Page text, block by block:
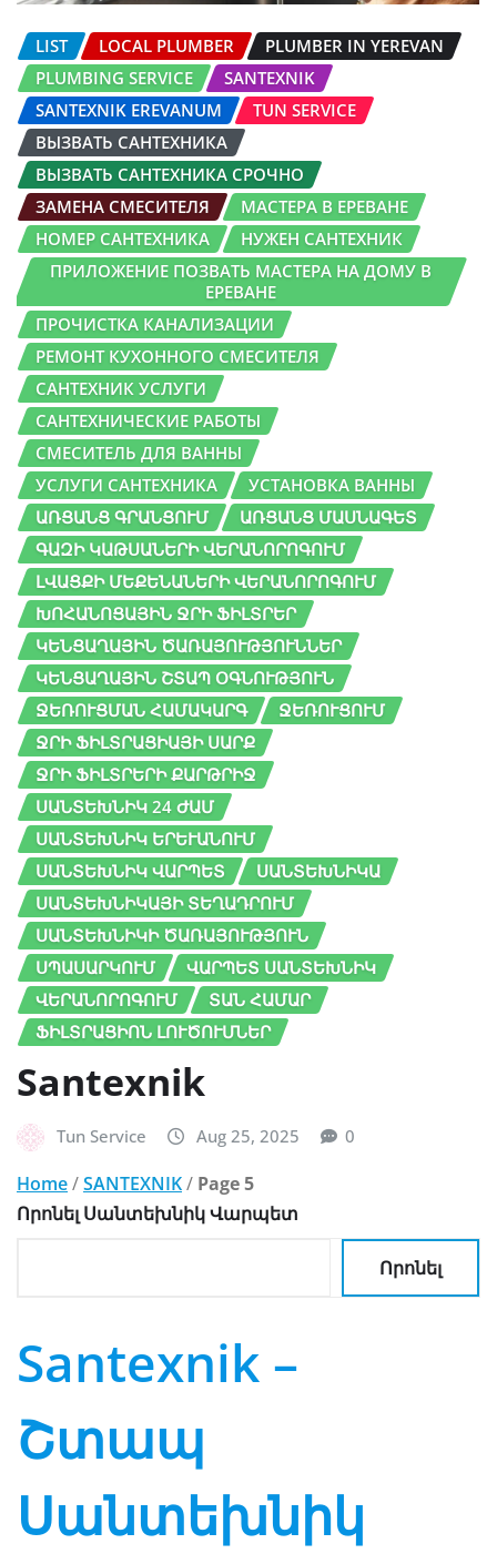
LIST LOCAL PLUMBER
PLUMBER IN YEREVAN
PLUMBING SERVICE
SANTEXNIK
SANTEXNIK EREVANUM
TUN SERVICE
ВЫЗВАТЬ САНТЕХНИКА
ВЫЗВАТЬ САНТЕХНИКА СРОЧНО
ЗАМЕНА СМЕСИТЕЛЯ
МАСТЕРА В ЕРЕВАНЕ
НОМЕР САНТЕХНИКА
НУЖЕН САНТЕХНИК
ПРИЛОЖЕНИЕ ПОЗВАТЬ МАСТЕРА НА ДОМУ В
ЕРЕВАНЕ
ПРОЧИСТКА КАНАЛИЗАЦИИ
РЕМОНТ КУХОННОГО СМЕСИТЕЛЯ
САНТЕХНИК УСЛУГИ
САНТЕХНИЧЕСКИЕ РАБОТЫ
СМЕСИТЕЛЬ ДЛЯ ВАННЫ
УСЛУГИ САНТЕХНИКА
УСТАНОВКА ВАННЫ
ԱՌՑԱՆՑ ԳՐԱՆՑՈՒՄ
ԱՌՑԱՆՑ ՄԱՍՆԱԳԵՏ
ԳԱԶԻ ԿԱԹՍԱՆԵՐԻ ՎԵՐԱՆՈՐՈԳՈՒՄ
ԼՎԱՑՔԻ ՄԵՔԵՆԱՆԵՐԻ ՎԵՐԱՆՈՐՈԳՈՒՄ
ԽՈՀԱՆՈՑԱՅԻՆ ՋՐԻ ՖԻԼՏՐԵՐ
ԿԵՆՑԱՂԱՅԻՆ ԾԱՌԱՅՈՒԹՅՈՒՆՆԵՐ
ԿԵՆՑԱՂԱՅԻՆ ՇՏԱՊ ՕԳՆՈՒԹՅՈՒՆ
ՋԵՌՈՒՑՄԱՆ ՀԱՄԱԿԱՐԳ
ՋԵՌՈՒՑՈՒՄ
ՋՐԻ ՖԻԼՏՐԱՑԻԱՅԻ ՍԱՐՔ
ՋՐԻ ՖԻԼՏՐԵՐԻ ՔԱՐԹՐԻՋ
ՍԱՆՏԵԽՆԻԿ 24 ԺԱՄ
ՍԱՆՏԵԽՆԻԿ ԵՐԵՒԱՆՈՒՄ
ՍԱՆՏԵԽՆԻԿ ՎԱՐՊԵՏ
ՍԱՆՏԵԽՆԻԿԱ
ՍԱՆՏԵԽՆԻԿԱՅԻ ՏԵՂԱԴՐՈՒՄ
ՍԱՆՏԵԽՆԻԿԻ ԾԱՌԱՅՈՒԹՅՈՒՆ
ՍՊԱՍԱՐԿՈՒՄ
ՎԱՐՊԵՏ ՍԱՆՏԵԽՆԻԿ
ՎԵՐԱՆՈՐՈԳՈՒՄ
ՏԱՆ ՀԱՄԱՐ
ՖԻԼՏՐԱՑԻՈՆ ԼՈՒԾՈՒՄՆԵՐ
Santexnik
Tun Service Aug 25, 2025 0
Home/SANTEXNIK/ Page 5
Որոնել Սանտեխնիկ Վարպետ
Որոնել
Santexnik –
Շտապ
Սանտեխնիկ